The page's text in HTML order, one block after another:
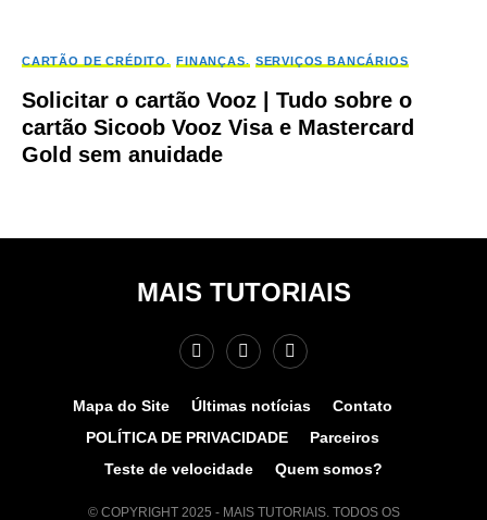
CARTÃO DE CRÉDITO FINANÇAS SERVIÇOS BANCÁRIOS
Solicitar o cartão Vooz | Tudo sobre o
cartão Sicoob Vooz Visa e Mastercard
Gold sem anuidade
MAIS TUTORIAIS
Mapa do Site Últimas notícias
Contato
POLÍTICA DE PRIVACIDADE
Parceiros
Teste de velocidade
Quem somos?
© COPYRIGHT 2025 - MAIS TUTORIAIS. TODOS OS